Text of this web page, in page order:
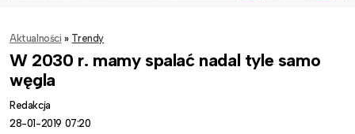
Aktualności » Trendy
W 2030 r. mamy spalać nadal tyle samo
węgla
Redakcja
28-01-2019 07:20